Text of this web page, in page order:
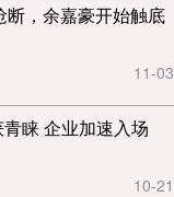
断，余嘉豪开始触底
11-03
睐 企业加速入场
10-21